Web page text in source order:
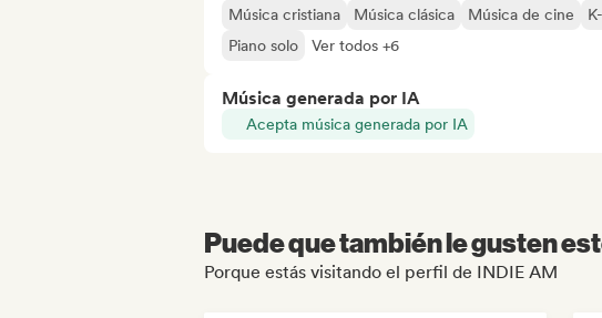
Música cristiana Música clásica Música de cine
Piano solo
Ver todos +6
Música generada por IA
Acepta música generada por IA
Puede que también le gusten
Porque estás visitando el perfil de INDIE AM